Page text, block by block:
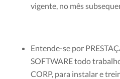
vigente, no mês
Entende-se por
SOFTWARE todo
CORP, para instalar e